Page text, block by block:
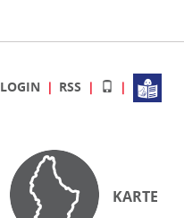
LOGIN RSS
KARTE